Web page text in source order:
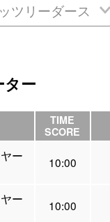
ツリーダース
ター
TIME
SCORE
ー
10:00
ー
10:00